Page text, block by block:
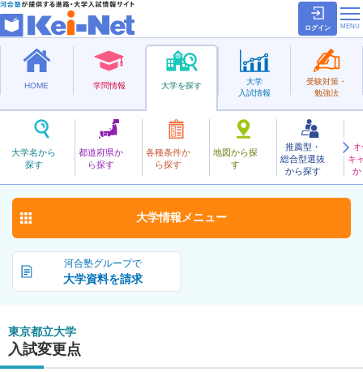
ログイン
HOME 学問情報 大学を探す
大学名から
探す
都道府県か
ら探す
各種条件か
ら探す
地図から探
す
推薦型・
総合型選抜
から探す
キ
か
大学
入試情報
受験対策・
勉強法
公立
とうきょうとりつ
東京都立大学 お気に入り
河合塾グループで
大学資料を請求
大学情報 メニュー
東京都立大学
入試変更点